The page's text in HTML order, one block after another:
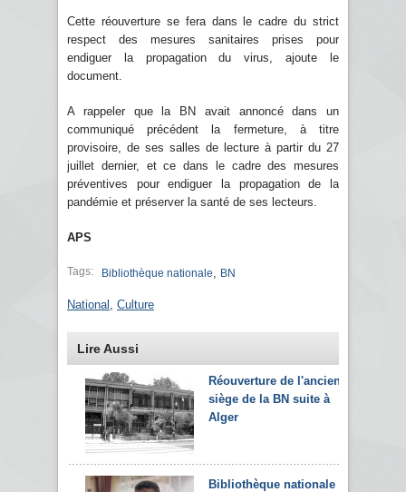
Cette réouverture se fera dans le cadre du strict
respect des mesures sanitaires prises pour
endiguer la propagation du virus, ajoute le
document.
A rappeler que la BN avait annoncé dans un
communiqué précédent la fermeture, à titre
provisoire, de ses salles de lecture à partir du 27
juillet dernier, et ce dans le cadre des mesures
préventives pour endiguer la propagation de la
pandémie et préserver la santé de ses lecteurs.
APS
Tags: Bibliothèque nationale BN
National Culture
Lire Aussi
Réouverture de l'ancien
siège de la BN suite à
Alger
Bibliothèque nationale :